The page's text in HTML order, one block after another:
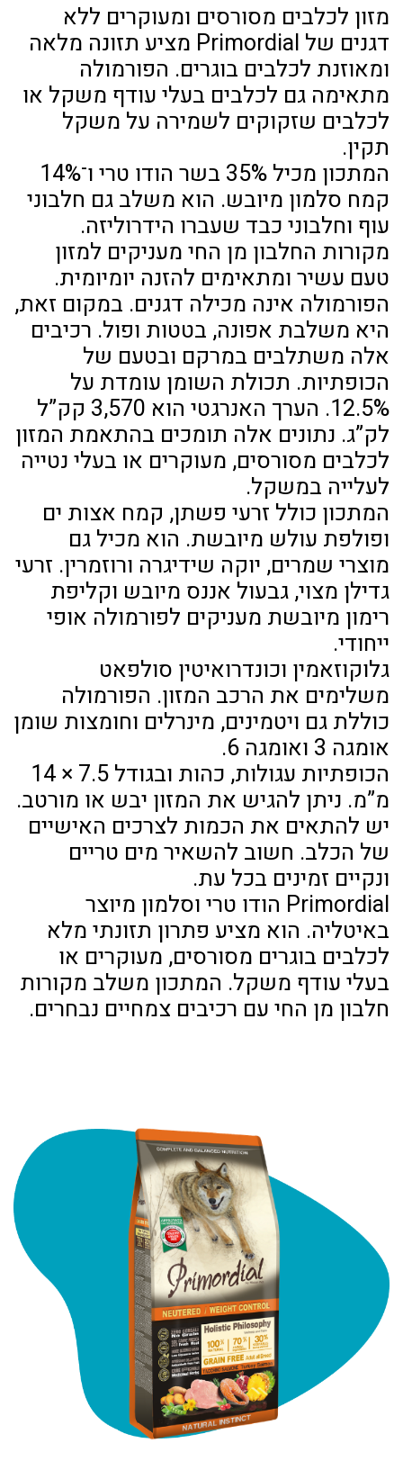
מזון לכלבים מסורסים ומעוקרים ללא
דגנים של Primordial מציע תזונה מלאה
ומאוזנת לכלבים בוגרים. הפורמולה
מתאימה גם לכלבים בעלי עודף משקל או
לכלבים שזקוקים לשמירה על משקל
תקין.
המתכון מכיל 35% בשר הודו טרי ו־14%
קמח סלמון מיובש. הוא משלב גם חלבוני
עוף וחלבוני כבד שעברו הידרוליזה.
מקורות החלבון מן החי מעניקים למזון
טעם עשיר ומתאימים להזנה יומיומית.
הפורמולה אינה מכילה דגנים. במקום זאת,
היא משלבת אפונה, בטטות ופול. רכיבים
אלה משתלבים במרקם ובטעם של
הכופתיות. תכולת השומן עומדת על
12.5%. הערך האנרגטי הוא 3,570 קק”ל
לק”ג. נתונים אלה תומכים בהתאמת המזון
לכלבים מסורסים, מעוקרים או בעלי נטייה
לעלייה במשקל.
המתכון כולל זרעי פשתן, קמח אצות ים
ופולפת עולש מיובשת. הוא מכיל גם
מוצרי שמרים, יוקה שידיגרה ורוזמרין. זרעי
גדילן מצוי, גבעול אננס מיובש וקליפת
רימון מיובשת מעניקים לפורמולה אופי
ייחודי.
גלוקוזאמין וכונדרואיטין סולפאט
משלימים את הרכב המזון. הפורמולה
כוללת גם ויטמינים, מינרלים וחומצות שומן
אומגה 3 ואומגה 6.
הכופתיות עגולות, כהות ובגודל 7.5 × 14
מ”מ. ניתן להגיש את המזון יבש או מורטב.
יש להתאים את הכמות לצרכים האישיים
של הכלב. חשוב להשאיר מים טריים
ונקיים זמינים בכל עת.
Primordial הודו טרי וסלמון מיוצר
באיטליה. הוא מציע פתרון תזונתי מלא
לכלבים בוגרים מסורסים, מעוקרים או
בעלי עודף משקל. המתכון משלב מקורות
חלבון מן החי עם רכיבים צמחיים נבחרים.